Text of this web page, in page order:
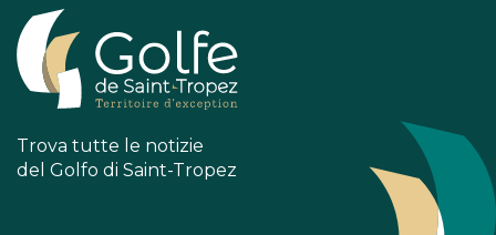
Trova tutte le notizie
del Golfo di Saint-Tropez